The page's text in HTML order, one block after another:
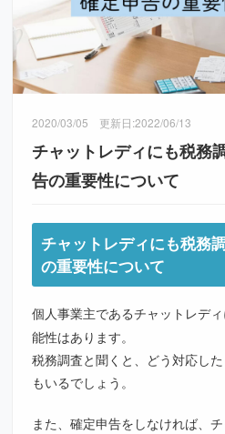
2020/03/05 更新日:2022/06/13
チャットレディにも税務
告の重要性について
チャットレディにも税務
の重要性について
個人事業主であるチャットレデ
能性はあります。
税務調査と聞くと、どう対応し
もいるでしょう。
また、確定申告をしなければ、